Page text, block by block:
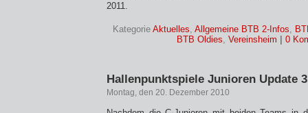
2011.
Kategorie Aktuelles, Allgemeine BTB 2-Infos,
BTB Oldies, Vereinsheim 0
Hallenpunktspiele Junioren Update 3
Montag, den 20. Dezember 2010